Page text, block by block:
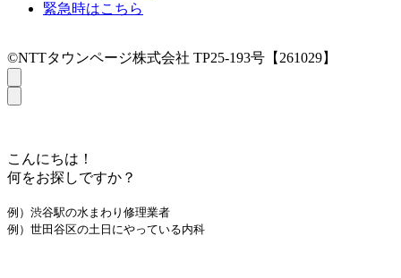
緊急時はこちら
©NTTタウンページ株式会社 TP25-193号【261029】
こんにちは！
何をお探しですか？
例）渋谷駅の水まわり修理業者
例）世田谷区の土日にやっている内科